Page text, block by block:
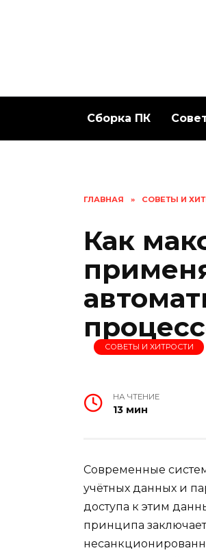
Сборка ПК
ГЛАВНАЯ » СОВЕТЫ И
Как
СОВЕТЫ И ХИТРОСТИ
НА ЧТЕНИЕ
13 мин
Современные
учётных данных и
доступа к этим
принципа